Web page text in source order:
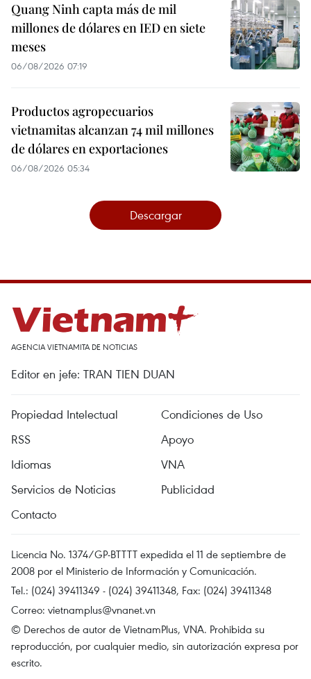
Quang Ninh capta más de mil
millones de dólares en IED en siete
meses
06/08/2026 07:19
Productos agropecuarios
vietnamitas alcanzan 74 mil millones
de dólares en exportaciones
06/08/2026 05:34
Descargar
AGENCIA VIETNAMITA DE NOTICIAS
Editor en jefe: TRAN TIEN DUAN
Propiedad Intelectual
Condiciones de Uso
RSS
Apoyo
Idiomas
VNA
Servicios de Noticias
Publicidad
Contacto
Licencia No. 1374/GP-BTTTT expedida el 11 de septiembre de
2008 por el Ministerio de Información y Comunicación.
Tel.: (024) 39411349 - (024) 39411348, Fax: (024) 39411348
Correo: vietnamplus@vnanet.vn
© Derechos de autor de VietnamPlus, VNA. Prohibida su
reproducción, por cualquier medio, sin autorización expresa por
escrito.